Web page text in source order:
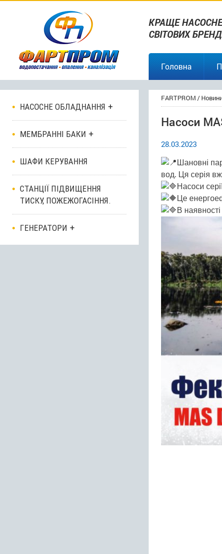
КРАЩЕ
СВІТОВИХ
Головна
НАСОСНЕ ОБЛАДНАННЯ
МЕМБРАННІ БАКИ
ШАФИ КЕРУВАННЯ
СТАНЦІЇ ПІДВИЩЕННЯ
ТИСКУ, ПОЖЕЖОГАСІННЯ.
ГЕНЕРАТОРИ
FARTPROM/
Насоси
28.03.2023
Шановні
вод. Ця серія
Насоси
Це
В